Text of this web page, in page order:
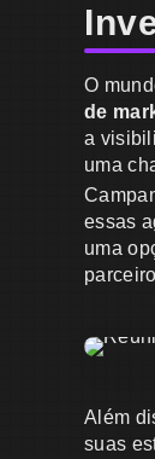
O
de
a
uma
essas
uma
Além
suas